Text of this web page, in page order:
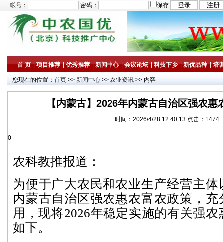
帐号： 密码： 保存
首 页 |项目推荐 |优秀推荐 |新闻中心 |会议论坛 |科技下乡 |新优品种 |培
您现在的位置： 首页 >> 新闻中心 >> 农业资讯 >> 内容
【内蒙古】2026年内蒙古自治区强农惠
时间：2026/4/28 12:40:13 点击：1474
0
农科教推报道：
为便于广大农民和农业生产经营主
内蒙古自治区强农惠农富农政策，
用，现将2026年稳定实施的有关强
如下。